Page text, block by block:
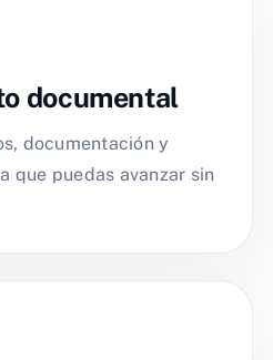
documental
documentación y
que puedas avanzar sin